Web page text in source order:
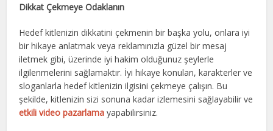
Dikkat Çekmeye Odaklanın
Hedef kitlenizin dikkatini çekmenin bir başka yolu, onlara iyi
bir hikaye anlatmak veya reklamınızla güzel bir mesaj
iletmek gibi, üzerinde iyi hakim olduğunuz şeylerle
ilgilenmelerini sağlamaktır. İyi hikaye konuları, karakterler ve
sloganlarla hedef kitlenizin ilgisini çekmeye çalışın. Bu
şekilde, kitlenizin sizi sonuna kadar izlemesini sağlayabilir ve
etkili video pazarlama yapabilirsiniz.